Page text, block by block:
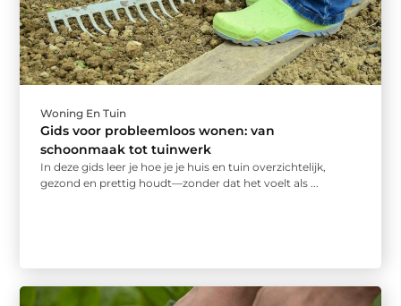
Woning En Tuin
Gids voor probleemloos wonen: van
schoonmaak tot tuinwerk
In deze gids leer je hoe je je huis en tuin overzichtelijk,
gezond en prettig houdt—zonder dat het voelt als ...